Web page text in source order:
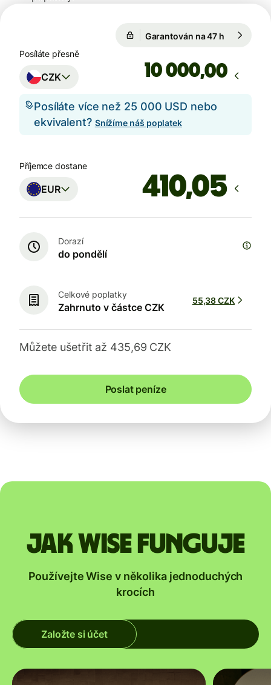
Garantován na 47 h
Posíláte přesně
CZK ,00
Posíláte více než 25 000 USD nebo
ekvivalent? Snížíme náš poplatek
Příjemce dostane
EUR
Dorazí
do pondělí
Celkové poplatky
Zahrnuto v částce CZK
55,38 CZK
Můžete ušetřit až 435,69 CZK
Poslat peníze
Jak Wise funguje
Používejte Wise v několika jednoduchých
krocích
Založte si účet